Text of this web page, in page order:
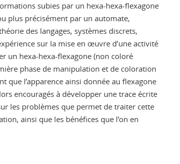
subies par un hexa-hexa-flexagone
plus précisément par un automate,
des langages, systèmes discrets,
sur la mise en œuvre d’une activité
un hexa-hexa-flexagone (non coloré
phase de manipulation et de coloration
que l’apparence ainsi donnée au flexagone
encouragés à développer une trace écrite
les problèmes que permet de traiter cette
ainsi que les bénéfices que l’on en